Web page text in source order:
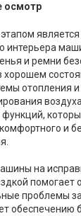
осмотр
интерьера
и ремни
хорошем
отопления и
функций,
и
на
помогает
проблемы
обеспечению